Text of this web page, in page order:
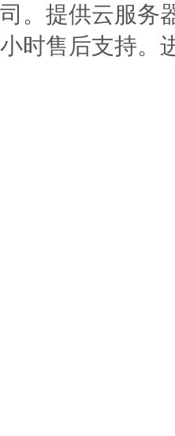
司。提供云服务
小时售后支持。